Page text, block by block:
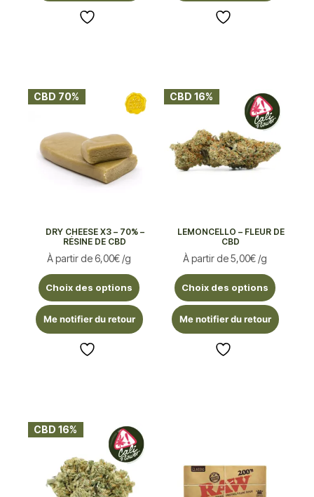
CBD 70%
DRY CHEESE X3 – 70% –
RÉSINE DE CBD
À partir de6,00€/g
Choix des options
Me notifier du retour
CBD 16%
LEMONCELLO – FLEUR DE
CBD
À partir de5,00€/g
Choix des options
Me notifier du retour
CBD 16%